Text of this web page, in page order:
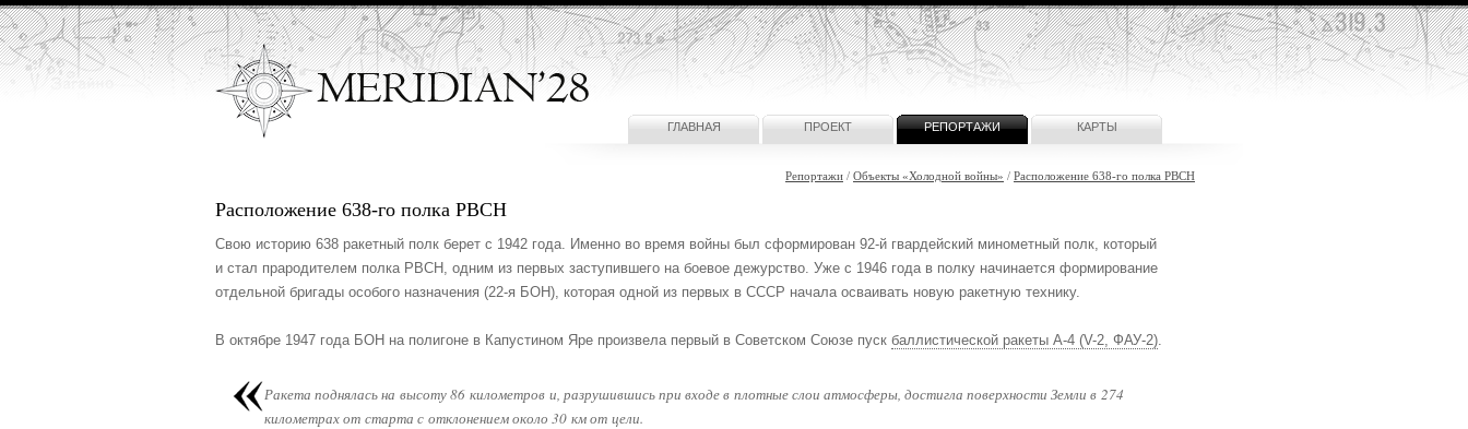
ГЛАВНАЯ ПРОЕКТ РЕПОРТАЖИ КАРТЫ
Репортажи / Объекты «Холодной войны» / Расположение 638-го полка РВСН
Расположение 638-го полка РВСН
Свою историю 638 ракетный полк берет с 1942 года. Именно во время войны был сформирован 92-й гвардейский минометный полк, который
и стал прародителем полка РВСН, одним из первых заступившего на боевое дежурство. Уже с 1946 года в полку начинается формирование
отдельной бригады особого назначения (22-я БОН), которая одной из первых в СССР начала осваивать новую ракетную технику.
В октябре 1947 года БОН на полигоне в Капустином Яре произвела первый в Советском Союзе пуск баллистической ракеты А-4 (V-2, ФАУ-2).
Ракета поднялась на высоту 86 километров и, разрушившись при входе в плотные слои атмосферы, достигла поверхности Земли в 274
километрах от старта с отклонением около 30 км от цели.